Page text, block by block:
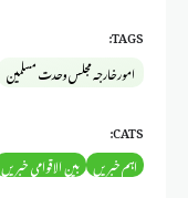
TAGS:
امور خارجہ مجلس وحدت مسلمین
CATS:
اہم خبریں بین الاقوامی خبریں